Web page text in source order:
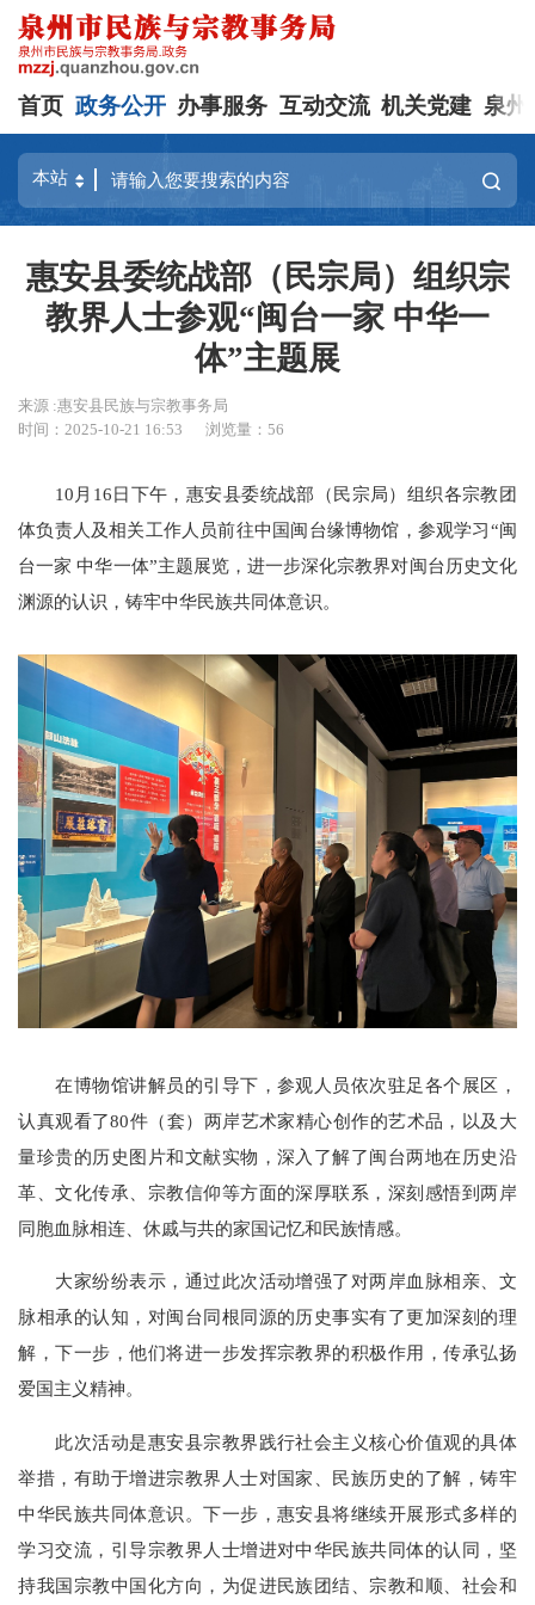
首页 政务公开 办事服务 互动交流 机关党建 泉州
惠安县委统战部（民宗局）组织宗
教界人士参观“闽台一家 中华一
体”主题展
来源 :惠安县民族与宗教事务局
时间：2025-10-21 16:53
浏览量：56
10月16日下午，惠安县委统战部（民宗局）组织各宗教团
体负责人及相关工作人员前往中国闽台缘博物馆，参观学习“闽
台一家 中华一体”主题展览，进一步深化宗教界对闽台历史文化
渊源的认识，铸牢中华民族共同体意识。
在博物馆讲解员的引导下，参观人员依次驻足各个展区，
认真观看了80件（套）两岸艺术家精心创作的艺术品，以及大
量珍贵的历史图片和文献实物，深入了解了闽台两地在历史沿
革、文化传承、宗教信仰等方面的深厚联系，深刻感悟到两岸
同胞血脉相连、休戚与共的家国记忆和民族情感。
大家纷纷表示，通过此次活动增强了对两岸血脉相亲、文
脉相承的认知，对闽台同根同源的历史事实有了更加深刻的理
解，下一步，他们将进一步发挥宗教界的积极作用，传承弘扬
爱国主义精神。
此次活动是惠安县宗教界践行社会主义核心价值观的具体
举措，有助于增进宗教界人士对国家、民族历史的了解，铸牢
中华民族共同体意识。下一步，惠安县将继续开展形式多样的
学习交流，引导宗教界人士增进对中华民族共同体的认同，坚
持我国宗教中国化方向，为促进民族团结、宗教和顺、社会和